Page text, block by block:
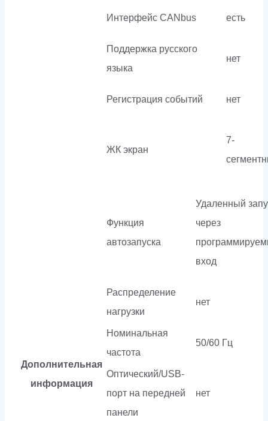
Интерфейс CANbus есть
Поддержка русского
языка
нет
Регистрация событий нет
ЖК экран
7-
Дополнительная
информация
Функция
автозапуска
Удаленный
через
вход
Распределение
нагрузки
нет
Номинальная
частота
50/60 Гц
Оптический/USB-
порт на передней
панели
нет